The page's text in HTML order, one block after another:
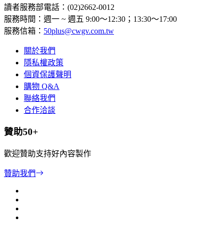
讀者服務部電話：(02)2662-0012
服務時間：週一 ~ 週五 9:00～12:30；13:30～17:00
服務信箱： 50plus@cwgv.com.tw
關於我們
隱私權政策
個資保護聲明
購物 Q&A
聯絡我們
合作洽談
贊助50+
歡迎贊助支持好內容製作
贊助我們